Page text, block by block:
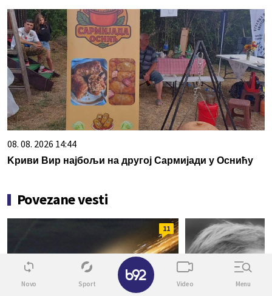
08. 08. 2026 14:44
Kриви Вир најбољи на другој Сармијади у Оснићу
Povezane vesti
11
Novo Sport Video Menu
✕